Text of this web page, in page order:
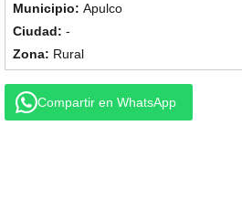
Apulco
-
Rural
Compartir en WhatsApp